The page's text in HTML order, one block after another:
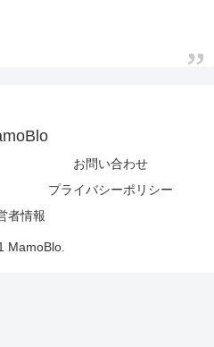
お問い合わせ
プライバシーポリシー
者情報
MamoBlo.